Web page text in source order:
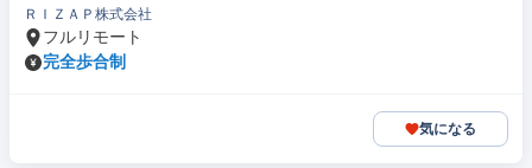
ＲＩＺＡＰ株式会社
フルリモート
完全歩合制
気になる